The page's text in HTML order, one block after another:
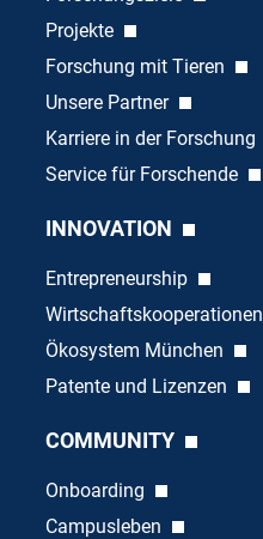
Projekte
Forschung mit Tieren
Unsere Partner
Karriere in der Forschung
Service für Forschende
INNOVATION
Entrepreneurship
Wirtschaftskooperationen
Ökosystem München
Patente und Lizenzen
COMMUNITY
Onboarding
Campusleben